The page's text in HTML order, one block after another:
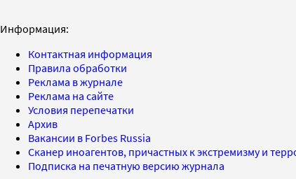
Информация:
Контактная информация
Правила обработки
Реклама в журнале
Реклама на сайте
Условия перепечатки
Архив
Вакансии в Forbes Russia
Сканер иноагентов, причастных к экстремизму и
Подписка на печатную версию журнала